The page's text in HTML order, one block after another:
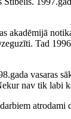
Tad
vasaras
nav tik labi
atrodami